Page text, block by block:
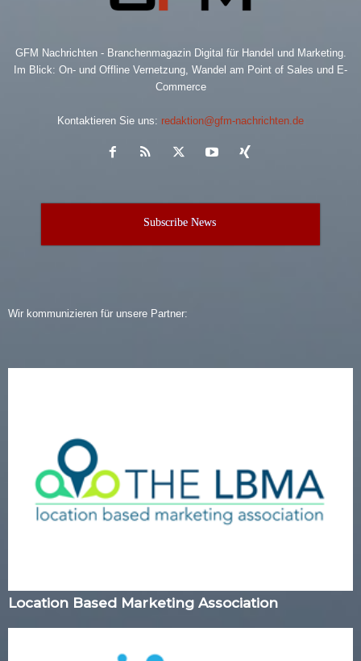
GFM Nachrichten - Branchenmagazin Digital für Handel und Marketing.
Im Blick: On- und Offline Vernetzung, Wandel am Point of Sales und E-
Commerce
Kontaktieren Sie uns: redaktion@gfm-nachrichten.de
Subscribe News
Wir kommunizieren für unsere Partner:
Location Based Marketing Association